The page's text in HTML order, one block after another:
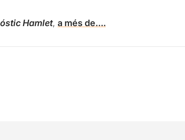
Hamlet, a més de….